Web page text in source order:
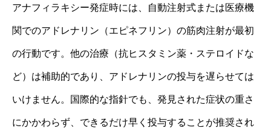
アナフィラキシー発症時には、自動注射式または医療機
関でのアドレナリン（エピネフリン）の筋肉注射が最初
の行動です。他の治療（抗ヒスタミン薬・ステロイドな
ど）は補助的であり、アドレナリンの投与を遅らせては
いけません。国際的な指針でも、発見された症状の重さ
にかかわらず、できるだけ早く投与することが推奨され